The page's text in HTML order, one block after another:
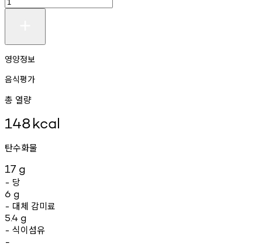
영양정보
음식평가
총 열량
148kcal
탄수화물
17 g
- 당
6 g
- 대체 감미료
5.4 g
- 식이섬유
-